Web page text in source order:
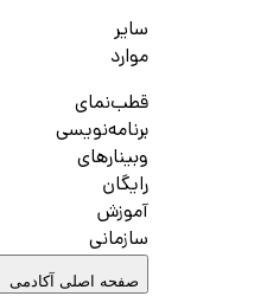
سایر
موارد
قطب‌نمای
برنامه‌نویسی
وبینارهای
رایگان
آموزش
سازمانی
صفحه اصلی آکادمی